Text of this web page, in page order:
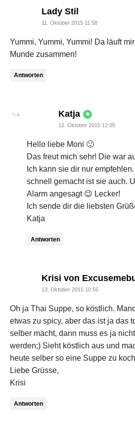
Lady Stil
11. Oktober 2015 11:58
Yummi, Yummi, Yummi! Da läuft
Munde zusammen!
Antworten
Katja says:
12. Oktober 2015 12:05
Hello liebe Moni 🙂
Das freut mich sehr! Die war
Ich kann sie dir nur
schnell gemacht ist sie auch.
Alarm angesagt 😉 Lecker!
Ich sende dir die liebsten
Katja
Antworten
Krisi von
13. Oktober 2015 10:55
Oh ja Thai Suppe, so köstlich.
etwas zu spicy, aber das ist ja das
selber macht, dann muss es ja
werden;) Sieht köstlich aus und
heute selber so eine Suppe zu
Liebe Grüsse,
Krisi
Antworten